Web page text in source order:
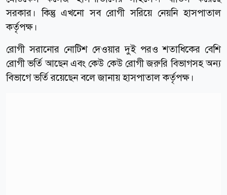
সরকার। কিন্তু এখনো সব রোগী সরিয়ে নেয়নি হাসপাতাল
কর্তৃপক্ষ।
রোগী সরানোর নোটিশ দেওয়ার দুই পরও শতাধিকের বেশি
রোগী ভর্তি আছেন এবং কেউ কেউ রোগী জরুরি বিভাগসহ অন্য
বিভাগে ভর্তি রয়েছেন বলে জানায় হাসপাতাল কর্তৃপক্ষ।